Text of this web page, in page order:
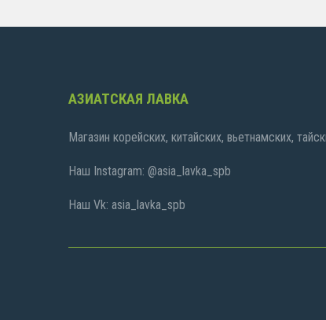
АЗИАТСКАЯ ЛАВКА
Магазин корейских, китайских, вьетнамских,
Наш Instagram: @asia_lavka_spb
Наш Vk: asia_lavka_spb